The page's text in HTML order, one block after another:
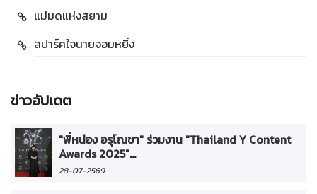
แม่มดแห่งสยาม
สปาร์คใจนายจอมหยิ่ง
ข่าวอัปเดต
"พี่หน่อง อรุโณชา" ร่วมงาน "Thailand Y Content
Awards 2025"...
28-07-2569